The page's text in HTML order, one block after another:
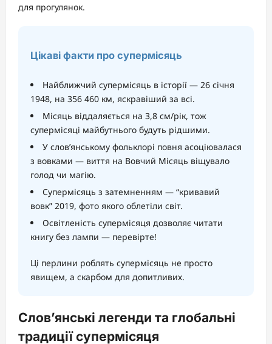
для прогулянок.
Цікаві факти про супермісяць
Найближчий супермісяць в історії — 26 січня
1948, на 356 460 км, яскравіший за всі.
Місяць віддаляється на 3,8 см/рік, тож
супермісяці майбутнього будуть рідшими.
У слов’янському фольклорі повня асоціювалася
з вовками — виття на Вовчий Місяць віщувало
голод чи магію.
Супермісяць з затемненням — “кривавий
вовк” 2019, фото якого облетіли світ.
Освітленість супермісяця дозволяє читати
книгу без лампи — перевірте!
Ці перлини роблять супермісяць не просто
явищем, а скарбом для допитливих.
Слов’янські легенди та глобальні
традиції супермісяця